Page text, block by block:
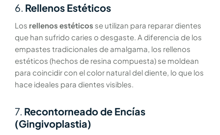
6. Rellenos Estéticos
Los rellenos estéticos se utilizan para reparar dientes
que han sufrido caries o desgaste. A diferencia de los
empastes tradicionales de amalgama, los rellenos
estéticos (hechos de resina compuesta) se moldean
para coincidir con el color natural del diente, lo que los
hace ideales para dientes visibles.
7. Recontorneado de Encías
(Gingivoplastia)